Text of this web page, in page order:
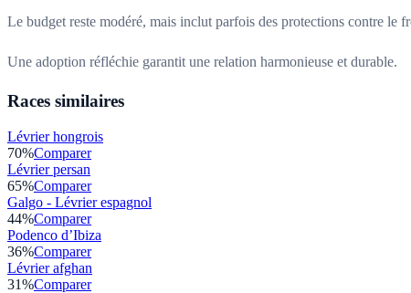
Le budget reste modéré, mais inclut parfois des protections contre le
Une adoption réfléchie garantit une relation harmonieuse et durable.
Races similaires
Lévrier hongrois
70%Comparer
Lévrier persan
65%Comparer
Galgo - Lévrier espagnol
44%Comparer
Podenco d’Ibiza
36%Comparer
Lévrier afghan
31%Comparer